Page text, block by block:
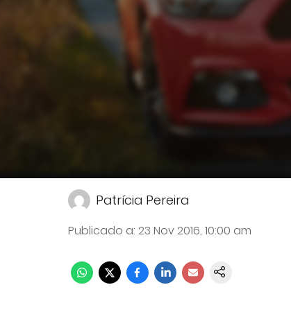
Patrícia Pereira
Publicado a: 23 Nov 2016, 10:00 am